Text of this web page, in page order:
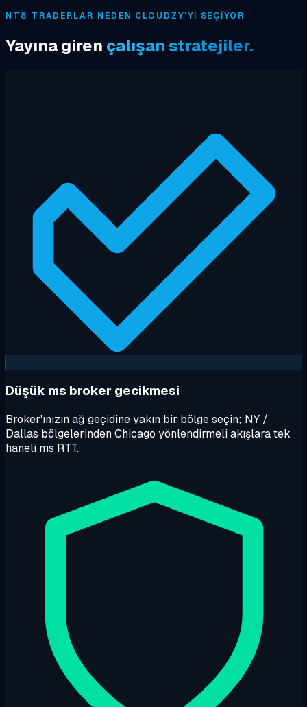
NT8 TRADERLAR NEDEN CLOUDZY'YI SEÇIYOR
Yayına giren çalışan stratejiler.
Düşük ms broker gecikmesi
Broker'ınızın ağ geçidine yakın bir bölge seçin; NY /
Dallas bölgelerinden Chicago yönlendirmeli akışlara tek
haneli ms RTT.